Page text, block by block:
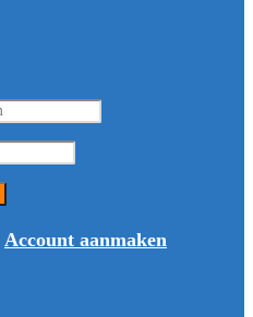
Account aanmaken